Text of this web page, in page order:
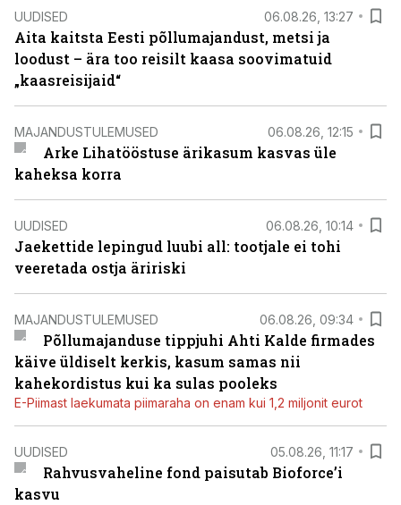
UUDISED 06.08.26, 13:27
Aita kaitsta Eesti põllumajandust, metsi ja
loodust – ära too reisilt kaasa soovimatuid
„kaasreisijaid“
MAJANDUSTULEMUSED 06.08.26, 12:15
Arke Lihatööstuse ärikasum kasvas üle
kaheksa korra
UUDISED 06.08.26, 10:14
Jaekettide lepingud luubi all: tootjale ei tohi
veeretada ostja äririski
MAJANDUSTULEMUSED 06.08.26, 09:34
Põllumajanduse tippjuhi Ahti Kalde firmades
käive üldiselt kerkis, kasum samas nii
kahekordistus kui ka sulas pooleks
E-Piimast laekumata piimaraha on enam kui 1,2 miljonit eurot
UUDISED 05.08.26, 11:17
Rahvusvaheline fond paisutab Bioforce’i
kasvu